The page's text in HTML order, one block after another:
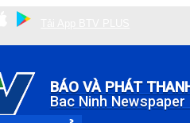
BÁO VÀ PHÁT
Bac Ninh